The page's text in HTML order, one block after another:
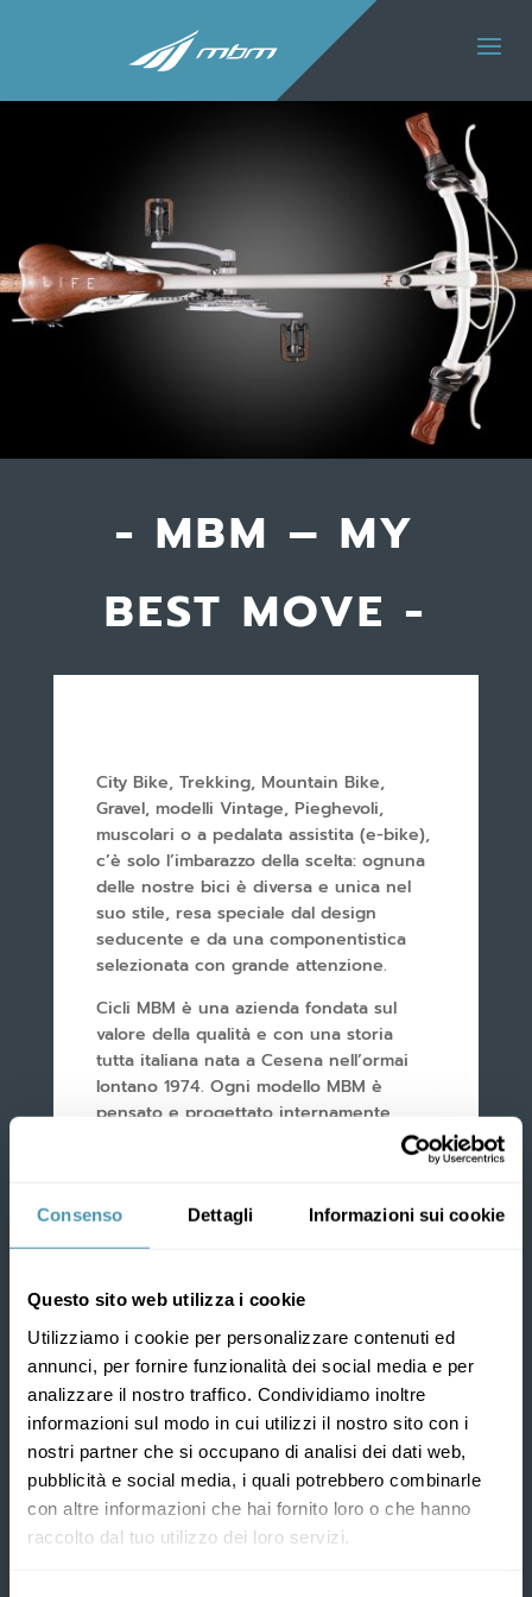
Consenso Dettagli Informazioni sui cookie
Questo sito web utilizza i cookie
Utilizziamo i cookie per personalizzare contenuti ed
annunci, per fornire funzionalità dei social media e per
analizzare il nostro traffico. Condividiamo inoltre
informazioni sul modo in cui utilizzi il nostro sito con i
nostri partner che si occupano di analisi dei dati web,
pubblicità e social media, i quali potrebbero combinarle
con altre informazioni che hai fornito loro o che hanno
raccolto dal tuo utilizzo dei loro servizi.
- MBM – MY
BEST MOVE -
City Bike, Trekking, Mountain Bike,
Gravel, modelli Vintage, Pieghevoli,
muscolari o a pedalata assistita (e-bike),
c’è solo l’imbarazzo della scelta: ognuna
delle nostre bici è diversa e unica nel
suo stile, resa speciale dal design
seducente e da una componentistica
selezionata con grande attenzione.
Cicli MBM è una azienda fondata sul
valore della qualità e con una storia
tutta italiana nata a Cesena nell’ormai
lontano 1974. Ogni modello MBM è
pensato e progettato internamente
insieme ai nostri partner italiani e poi
qualificati.
parte fondamentale della nostra
“mission” che ha fra gli altri obiettivi il
costante miglioramento del prodotto in
modo da garantire in ogni momento
divertimento e sicurezza accompagnati
da un servizio di altissima qualità.
Fate la vostra scelta, sarà sicuramente la
vostra mossa migliore.